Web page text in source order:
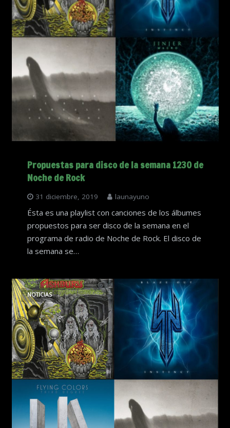
Propuestas para disco de la semana 1230 de
Noche de Rock
31 diciembre, 2019 launayuno
Ésta es una playlist con canciones de los álbumes
propuestos para ser disco de la semana en el
programa de radio de Noche de Rock. El disco de
la semana se…
NOTICIAS